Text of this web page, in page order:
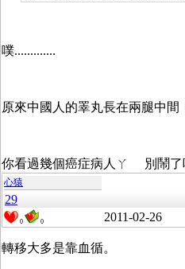
噗.............
原來中國人的睪丸長在兩腿中
你看過幾個癌症病人ㄚ 別鬧了
心猿
29
0 0 2011-02-26
轉移大多是靠血循。